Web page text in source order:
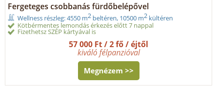
Fergeteges csobbanás fürdőbelépővel
Wellness részleg: 4550 m2 beltéren, 10500 m2 kültéren
Kötbérmentes lemondás érkezés előtt 7 nappal
Fizethetsz SZÉP kártyával is
57 000 Ft / 2 fő / éjtől
kiváló félpanzióval
Megnézem >>